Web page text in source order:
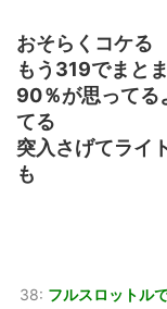
おそらくコケる
もう319でまと
90％が思ってる
てる
突入さげてライ
も
38: フルスロットル